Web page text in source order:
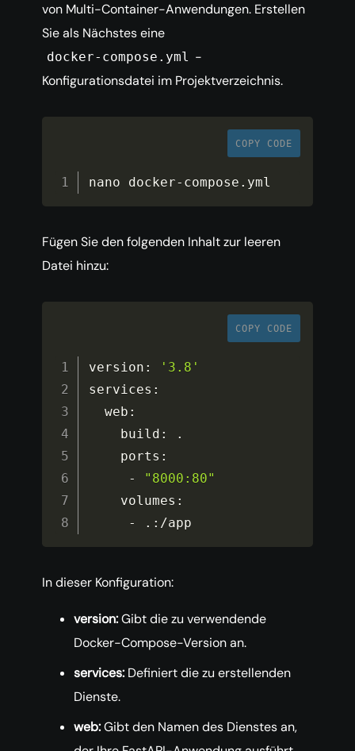
von Multi-Container-Anwendungen. Erstellen
Sie als Nächstes eine
docker-compose.yml -
Konfigurationsdatei im Projektverzeichnis.
COPY CODE
nano docker- compose . yml
Fügen Sie den folgenden Inhalt zur leeren
Datei hinzu:
COPY CODE
version :
'3.8'
services :
  web
:
    build
:
.
    ports
:
-
"8000:80"
    volumes
:
-
. : /app
In dieser Konfiguration:
version:Gibt die zu verwendende
Docker-Compose-Version an.
services: Definiert die zu erstellenden
Dienste.
web:Gibt den Namen des Dienstes an,